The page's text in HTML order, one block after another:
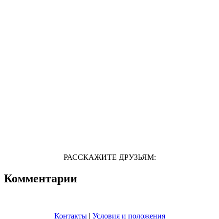
РАССКАЖИТЕ ДРУЗЬЯМ:
Комментарии
Контакты| Условия и положения